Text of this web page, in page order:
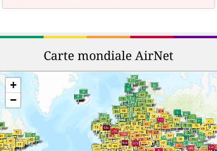
Carte mondiale AirNet
+
−